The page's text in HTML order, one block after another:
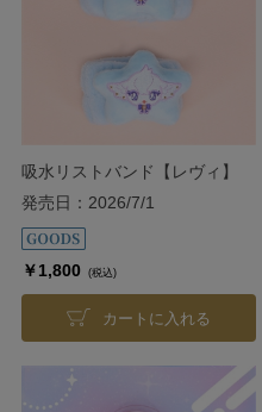
吸水リストバンド【レヴィ】
発売日：2026/7/1
￥1,800 (税込)
カートに入れる